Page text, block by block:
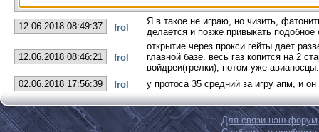
12.06.2018 08:49:37 frol
Я в такое не играю, но чизить,
делается и позже привыкать подобное
12.06.2018 08:46:21 frol
открытие через прокси гейты дает
главной базе. весь газ копится на 2
войдреи(грелки), потом уже авианосцы.
02.06.2018 17:56:39
frol у протоса 35 средний за игру апм, и
Для связи наш форум